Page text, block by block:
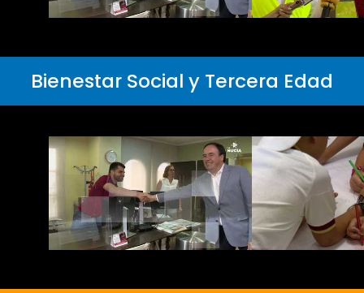
Bienestar Social y Tercera Edad